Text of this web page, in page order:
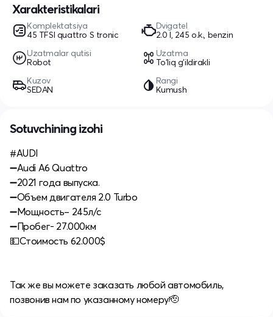
Xarakteristikalari
Komplektatsiya
45 TFSI quattro S tronic
Dvigatel
2.0 l, 245 o.k., benzin
Uzatmalar qutisi
Robot
Uzatma
To'liq g'ildirakli
Kuzov
SEDAN
Rangi
Kumush
Sotuvchining izohi
#AUDI
➖Audi A6 Quattro
➖2021 года выпуска.
➖Объем двигателя 2.0 Turbo
➖Мощность– 245л/с
➖Пробег- 27.000км
💵Стоимость 62.000$
Так же вы можете заказать любой автомобиль,
позвонив нам по указанному номеру🫡